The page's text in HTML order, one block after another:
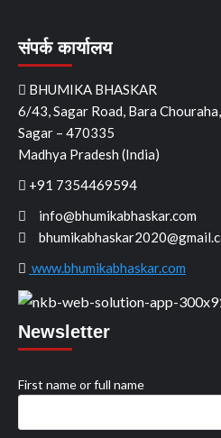
संपर्क कार्यालय
BHUMIKA BHASKAR
6/43, Sagar Road, Bara
Sagar – 470335
Madhya Pradesh (India)
+91 7354469594
info@bhumikabhaskar.com
www.bhumikabhaskar.com
Newsletter
First name or full name